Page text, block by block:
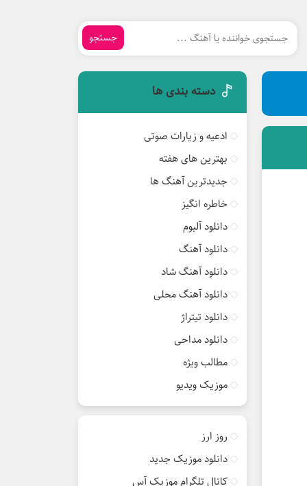
جستجو
دسته بندی ها
ادعیه و زیارات صوتی
بهترین های هفته
جدیدترین آهنگ ها
خاطره انگیز
دانلود آلبوم
دانلود آهنگ
دانلود آهنگ شاد
دانلود آهنگ محلی
دانلود تیتراژ
دانلود مداحی
مطالب ویژه
موزیک ویدیو
روز ارز
دانلود موزیک جدید
کانال تلگرام موزیک آس